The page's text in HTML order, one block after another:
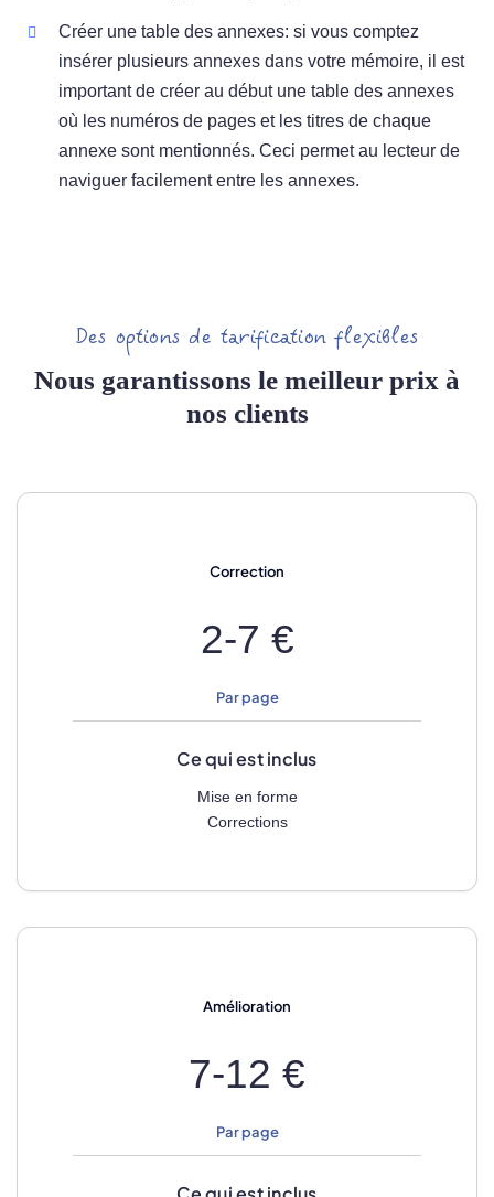
Créer une table des annexes: si vous comptez
insérer plusieurs annexes dans votre mémoire, il est
important de créer au début une table des annexes
où les numéros de pages et les titres de chaque
annexe sont mentionnés. Ceci permet au lecteur de
naviguer facilement entre les annexes.
Des options de tarification flexibles
Nous garantissons le meilleur prix à
nos clients
Correction
2-7 €
Par page
Ce qui est inclus
Mise en forme
Corrections
Amélioration
7-12 €
Par page